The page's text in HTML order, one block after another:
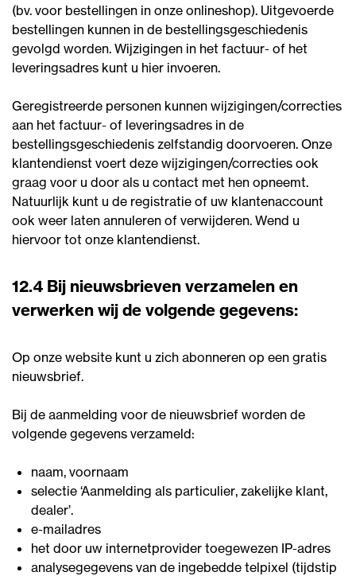
(bv. voor bestellingen in onze onlineshop). Uitgevoerde
bestellingen kunnen in de bestellingsgeschiedenis
gevolgd worden. Wijzigingen in het factuur- of het
leveringsadres kunt u hier invoeren.
Geregistreerde personen kunnen wijzigingen/correcties
aan het factuur- of leveringsadres in de
bestellingsgeschiedenis zelfstandig doorvoeren. Onze
klantendienst voert deze wijzigingen/correcties ook
graag voor u door als u contact met hen opneemt.
Natuurlijk kunt u de registratie of uw klantenaccount
ook weer laten annuleren of verwijderen. Wend u
hiervoor tot onze klantendienst.
12.4 Bij nieuwsbrieven verzamelen en
verwerken wij de volgende gegevens:
Op onze website kunt u zich abonneren op een gratis
nieuwsbrief.
Bij de aanmelding voor de nieuwsbrief worden de
volgende gegevens verzameld:
naam, voornaam
selectie ‘Aanmelding als particulier, zakelijke klant,
dealer’.
e-mailadres
het door uw internetprovider toegewezen IP-adres
analysegegevens van de ingebedde telpixel (tijdstip